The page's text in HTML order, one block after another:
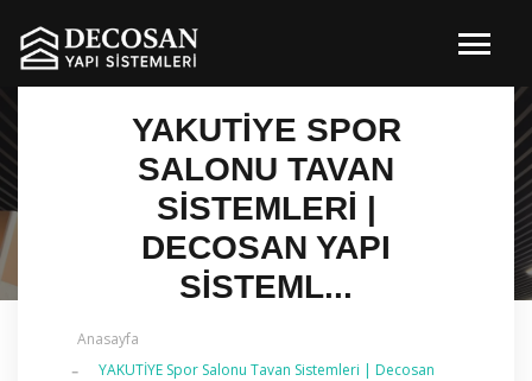
YAKUTİYE SPOR
SALONU TAVAN
SISTEMLERI |
DECOSAN YAPI
SISTEML...
Anasayfa
YAKUTİYE Spor Salonu Tavan Sistemleri | Decosan
✔ 2026 Güncel — İstanbul Genelinde Metal Asma